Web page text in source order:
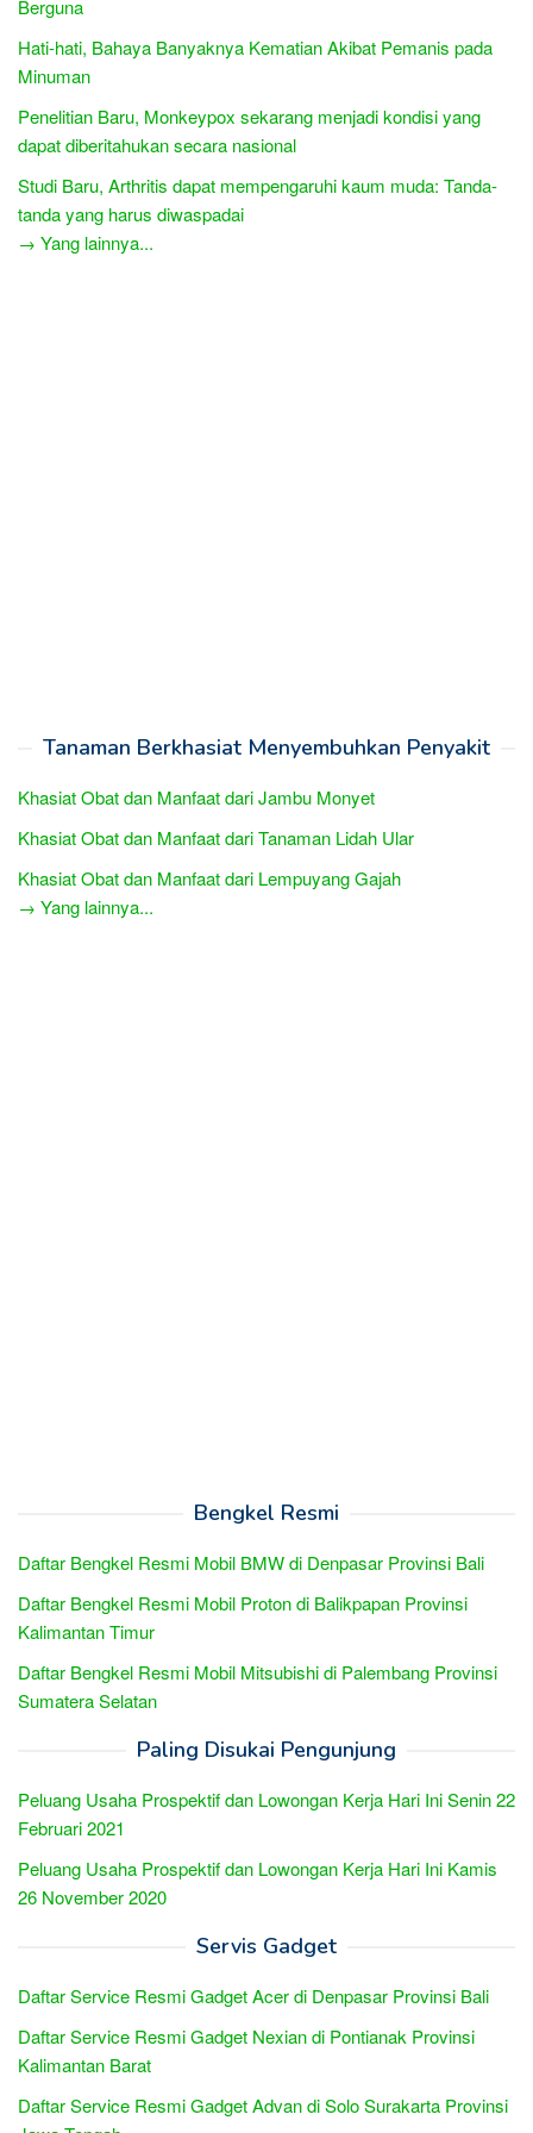
Berguna
Hati-hati, Bahaya Banyaknya Kematian Akibat Pemanis pada
Minuman
Penelitian Baru, Monkeypox sekarang menjadi kondisi yang
dapat diberitahukan secara nasional
Studi Baru, Arthritis dapat mempengaruhi kaum muda: Tanda-
tanda yang harus diwaspadai
→ Yang lainnya...
Tanaman Berkhasiat Menyembuhkan Penyakit
Khasiat Obat dan Manfaat dari Jambu Monyet
Khasiat Obat dan Manfaat dari Tanaman Lidah Ular
Khasiat Obat dan Manfaat dari Lempuyang Gajah
→ Yang lainnya...
Bengkel Resmi
Daftar Bengkel Resmi Mobil BMW di Denpasar Provinsi Bali
Daftar Bengkel Resmi Mobil Proton di Balikpapan Provinsi
Kalimantan Timur
Daftar Bengkel Resmi Mobil Mitsubishi di Palembang Provinsi
Sumatera Selatan
Paling Disukai Pengunjung
Peluang Usaha Prospektif dan Lowongan Kerja Hari Ini Senin 22
Februari 2021
Peluang Usaha Prospektif dan Lowongan Kerja Hari Ini Kamis
26 November 2020
Servis Gadget
Daftar Service Resmi Gadget Acer di Denpasar Provinsi Bali
Daftar Service Resmi Gadget Nexian di Pontianak Provinsi
Kalimantan Barat
Daftar Service Resmi Gadget Advan di Solo Surakarta Provinsi